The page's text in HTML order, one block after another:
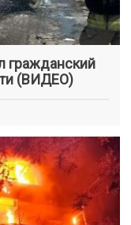
гражданский
(ВИДЕО)